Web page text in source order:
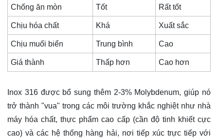
Chống ăn mòn Tốt Rất tốt
Chịu hóa chất Khá Xuất sắc
Chịu muối biển Trung bình Cao
Giá thành Thấp hơn Cao hơn
Inox 316 được bổ sung thêm 2-3% Molybdenum, giúp nó
trở thành "vua" trong các môi trường khắc nghiệt như nhà
máy hóa chất, thực phẩm cao cấp (cần độ tinh khiết cực
cao) và các hệ thống hàng hải, nơi tiếp xúc trực tiếp với